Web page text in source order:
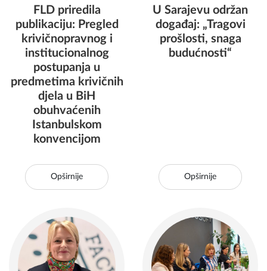
FLD priredila
publikaciju: Pregled
krivičnopravnog i
institucionalnog
postupanja u
predmetima krivičnih
djela u BiH
obuhvaćenih
Istanbulskom
konvencijom
Opširnije
U Sarajevu održan
događaj: „Tragovi
prošlosti, snaga
budućnosti“
Opširnije